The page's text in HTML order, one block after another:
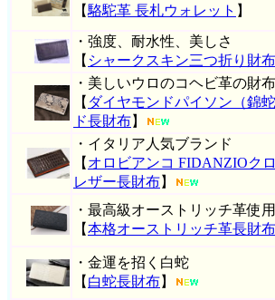
【駱駝革 長札ウォレット 】
・強度、耐水性、美しさ
【 シャークスキン三つ折り財布
・美しいウロのコヘビ革の財布
【 ダイヤモンドパイソン（錦
ド長財布】
・イタリア人気ブランド
【 オロビアンコ FIDANZIOク
レザー長財布】
・最高級オーストリッチ革使用
【本格オーストリッチ革長財布
・金運を招く白蛇
【 白蛇長財布】